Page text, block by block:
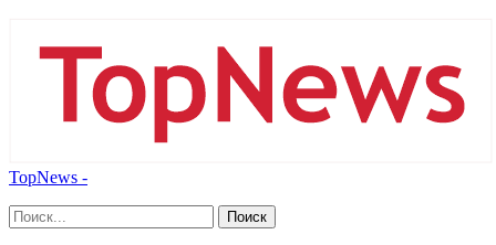
TopNews -